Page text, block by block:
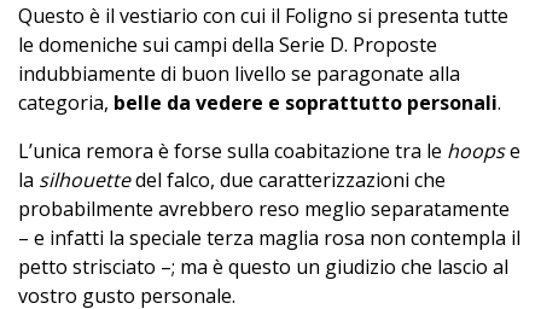
Questo è il vestiario con cui il Foligno si presenta tutte
le domeniche sui campi della Serie D. Proposte
indubbiamente di buon livello se paragonate alla
categoria, belle da vedere e soprattutto personali.
L’unica remora è forse sulla coabitazione tra le hoopse
la silhouettedel falco, due caratterizzazioni che
probabilmente avrebbero reso meglio separatamente
– e infatti la speciale terza maglia rosa non contempla il
petto strisciato –; ma è questo un giudizio che lascio al
vostro gusto personale.